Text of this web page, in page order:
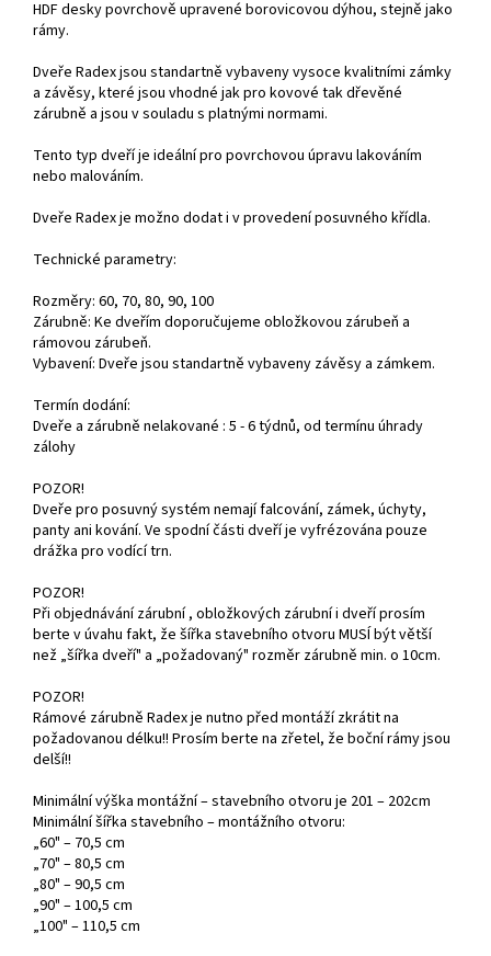
HDF desky povrchově upravené borovicovou dýhou, stejně jako
rámy.
Dveře Radex jsou standartně vybaveny vysoce kvalitními zámky
a závěsy, které jsou vhodné jak pro kovové tak dřevěné
zárubně a jsou v souladu s platnými normami.
Tento typ dveří je ideální pro povrchovou úpravu lakováním
nebo malováním.
Dveře Radex je možno dodat i v provedení posuvného křídla.
Technické parametry:
Rozměry: 60, 70, 80, 90, 100
Zárubně: Ke dveřím doporučujeme obložkovou zárubeň a
rámovou zárubeň.
Vybavení: Dveře jsou standartně vybaveny závěsy a zámkem.
Termín dodání:
Dveře a zárubně nelakované : 5 - 6 týdnů, od termínu úhrady
zálohy
POZOR!
Dveře pro posuvný systém nemají falcování, zámek, úchyty,
panty ani kování. Ve spodní části dveří je vyfrézována pouze
drážka pro vodící trn.
POZOR!
Při objednávání zárubní , obložkových zárubní i dveří prosím
berte v úvahu fakt, že šířka stavebního otvoru MUSÍ být větší
než „šířka dveří" a „požadovaný" rozměr zárubně min. o 10cm.
POZOR!
Rámové zárubně Radex je nutno před montáží zkrátit na
požadovanou délku!! Prosím berte na zřetel, že boční rámy jsou
delší!!
Minimální výška montážní – stavebního otvoru je 201 – 202cm
Minimální šířka stavebního – montážního otvoru:
„60" – 70,5 cm
„70" – 80,5 cm
„80" – 90,5 cm
„90" – 100,5 cm
„100" – 110,5 cm